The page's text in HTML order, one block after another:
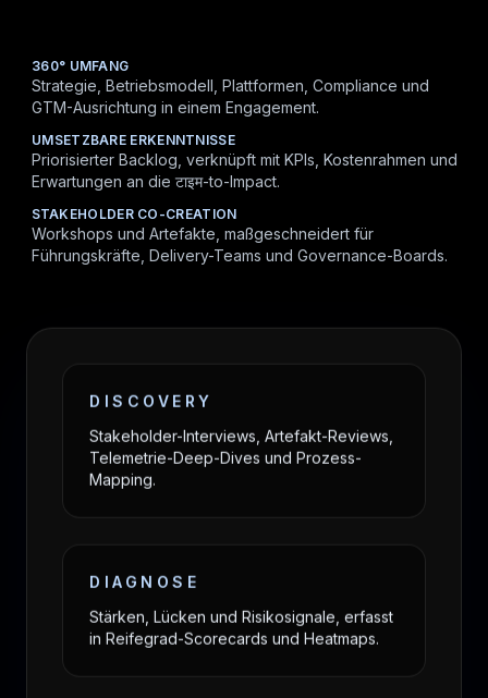
360° UMFANG
Strategie, Betriebsmodell, Plattformen, Compliance und
GTM-Ausrichtung in einem Engagement.
UMSETZBARE ERKENNTNISSE
Priorisierter Backlog, verknüpft mit KPIs, Kostenrahmen und
Erwartungen an die टाइम-to-Impact.
STAKEHOLDER CO-CREATION
Workshops und Artefakte, maßgeschneidert für
Führungskräfte, Delivery-Teams und Governance-Boards.
DISCOVERY
Stakeholder-Interviews, Artefakt-Reviews,
Telemetrie-Deep-Dives und Prozess-
Mapping.
DIAGNOSE
Stärken, Lücken und Risikosignale, erfasst
in Reifegrad-Scorecards und Heatmaps.